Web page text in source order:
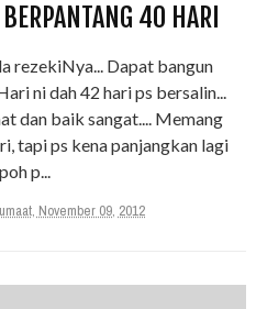
40 HARI
rezekiNya... Dapat bangun
ni dah 42 hari ps bersalin...
dan baik sangat.... Memang
tapi ps kena panjangkan lagi
p...
November 09, 2012